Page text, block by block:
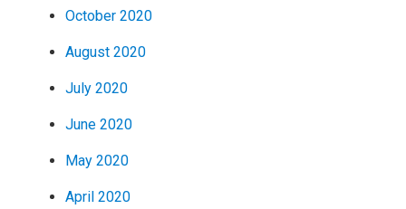
October 2020
August 2020
July 2020
June 2020
May 2020
April 2020